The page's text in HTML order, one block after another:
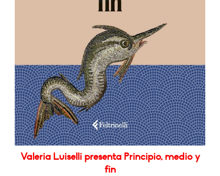
Valeria Luiselli presenta Principio, medio y
fin